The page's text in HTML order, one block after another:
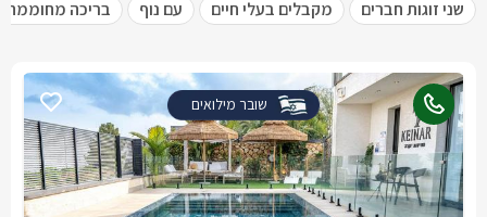
שני זוגות חברים מקבלים בעלי חיים עם נוף בריכה מחוממת
שובר מילואים